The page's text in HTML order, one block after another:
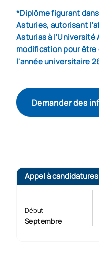
*Diplôme figurant
Asturies, autorisant
Asturias à l'Université
modification pour être
l'année universitaire
Demander des
Appel à
Début
Septembre